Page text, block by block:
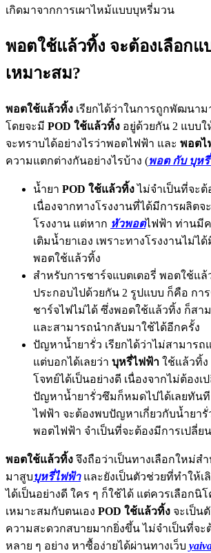
เกิดมาจากการเผาไหม้แบบบุหรี่มวน
พอตใช้แล้วทิ้ง จะต้องเลือก
เหมาะสม?
พอตใช้แล้วทิ้ง เรียกได้ว่าในการถูกพัฒนา
โดยจะมี POD ใช้แล้วทิ้ง อยู่ด้วยกัน 2 แบบใ
จะทราบได้อย่างไรว่าพอตไฟฟ้า และ พอตไ
ความแตกต่างกันอย่างไรบ้าง (พอต กับ บุหรี่
น้ำยา POD ใช้แล้วทิ้งไม่จำเป็นที่จะต้
เนื่องจากทางโรงงานที่ได้มีการผลิตจ
โรงงาน แต่หาก หัวพอตไฟฟ้า ท่านมี
เติมน้ำยาเอง เพราะทางโรงงานไม่ไ
พอตใช้แล้วทิ้ง
สำหรับการชาร์จแบตเตอรี่ พอตใช้แล้
ประกอบไปด้วยกัน 2 รูปแบบ ก็คือ กา
ชาร์จไฟไม่ได้ ซึ่งพอตใช้แล้วทิ้ง ก็สา
และสามารถนำกลับมาใช้ได้อีกครั้ง
ปัญหาน้ำยารั่ว เรียกได้ว่าไม่สามารถ
แต่บอกได้เลยว่า บุหรี่ไฟฟ้า ใช้แล้วทิ้
โจทย์ได้เป็นอย่างดี เนื่องจากไม่ต้องเ
ปัญหาน้ำยารั่วซึมก็หมดไปได้เลยทัน
ไฟฟ้า จะต้องพบปัญหาเกี่ยวกับน้ำยารั่
พอตไฟฟ้า จำเป็นที่จะต้องมีการเปลี่ย
พอตใช้แล้วทิ้ง จึงถือว่าเป็นทางเลือกใหม่ส
มาสูบบุหรี่ไฟฟ้าและยังเป็นตัวช่วยที่ทำให้
ได้เป็นอย่างดี ใคร ๆ ก็ใช้ได้ แต่ควรเลือกนิ
เหมาะสมกับตนเอง POD ใช้แล้วทิ้ง จะเป็น
ความสะดวกสบายมากยิ่งขึ้น ไม่จำเป็นที่จ
หลาย ๆ อย่าง หาซื้อง่ายได้ผ่านทางเว็บ